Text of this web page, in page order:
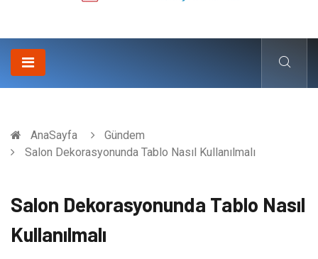
AnaSayfa
Gündem
Salon Dekorasyonunda Tablo Nasıl Kullanılmalı
Salon Dekorasyonunda Tablo Nasıl
Kullanılmalı